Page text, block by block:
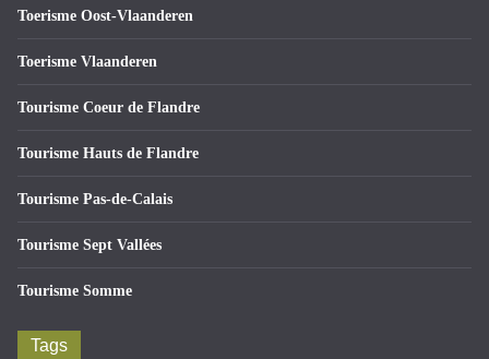
Toerisme Oost-Vlaanderen
Toerisme Vlaanderen
Tourisme Coeur de Flandre
Tourisme Hauts de Flandre
Tourisme Pas-de-Calais
Tourisme Sept Vallées
Tourisme Somme
Tags